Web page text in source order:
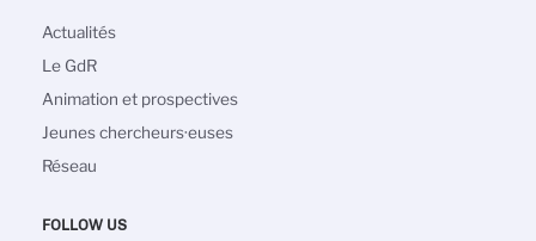
Main
navigation
Actualités
Le GdR
Animation et prospectives
Jeunes chercheurs·euses
Réseau
FOLLOW US